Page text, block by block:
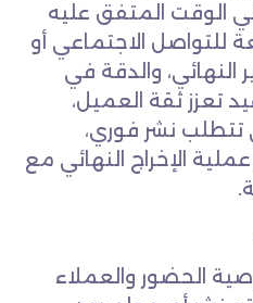
الوقت المتفق عليه
للتواصل الاجتماعي أو
النهائي، والدقة في
تعزز ثقة العميل،
تتطلب نشر فوري،
الإخراج النهائي مع
الحضور والعملاء